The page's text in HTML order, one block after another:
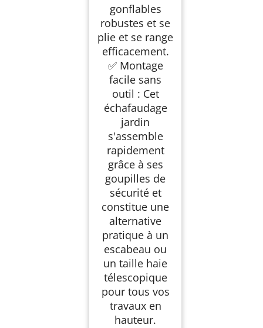
gonflables
robustes et se
plie et se range
efficacement.
✅ Montage
facile sans
outil : Cet
échafaudage
jardin
s'assemble
rapidement
grâce à ses
goupilles de
sécurité et
constitue une
alternative
pratique à un
escabeau ou
un taille haie
télescopique
pour tous vos
travaux en
hauteur.